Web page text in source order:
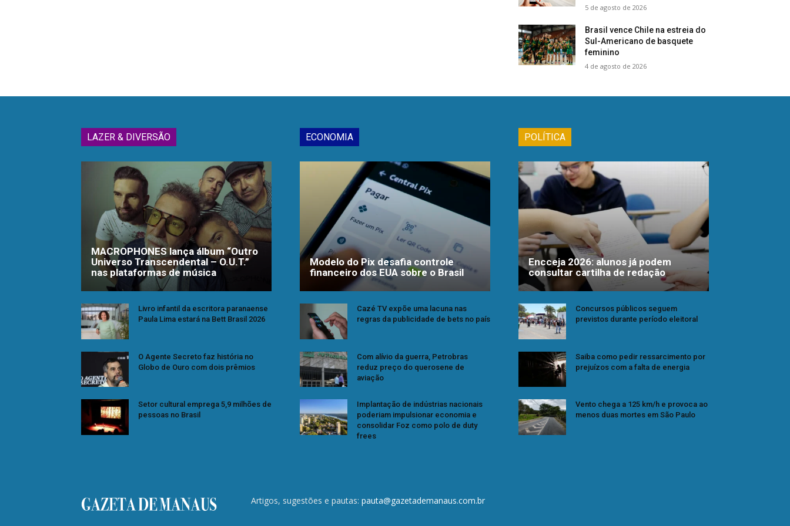
5 de agosto de 2026
Brasil vence Chile na estreia do
Sul-Americano de basquete
feminino
4 de agosto de 2026
LAZER & DIVERSÃO
MACROPHONES lança álbum “Outro
Universo Transcendental – O.U.T.”
nas plataformas de música
Livro infantil da escritora paranaense
Paula Lima estará na Bett Brasil 2026
O Agente Secreto faz história no
Globo de Ouro com dois prêmios
Setor cultural emprega 5,9 milhões de
pessoas no Brasil
ECONOMIA
Modelo do Pix desafia controle
financeiro dos EUA sobre o Brasil
Cazé TV expõe uma lacuna nas
regras da publicidade de bets no país
Com alívio da guerra, Petrobras
reduz preço do querosene de
aviação
Implantação de indústrias nacionais
poderiam impulsionar economia e
consolidar Foz como polo de duty
frees
POLÍTICA
Encceja 2026: alunos já podem
consultar cartilha de redação
Concursos públicos seguem
previstos durante período eleitoral
Saiba como pedir ressarcimento por
prejuízos com a falta de energia
Vento chega a 125 km/h e provoca ao
menos duas mortes em São Paulo
Artigos, sugestões e pautas: pauta@gazetademanaus.com.br